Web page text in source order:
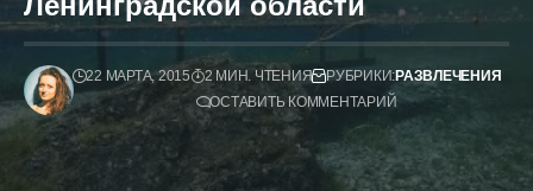
22 МАРТА, 2015 2 МИН. ЧТЕНИЯ РУБРИКИ:РАЗВЛЕЧЕНИЯ
ОСТАВИТЬ КОММЕНТАРИЙ